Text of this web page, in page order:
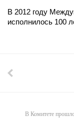
В 2012 году
исполнилось 100
В Комитете